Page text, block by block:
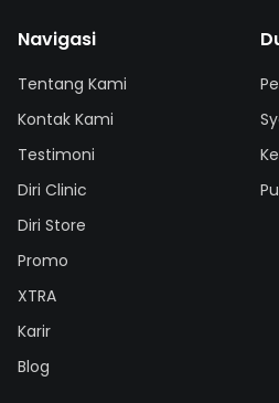
Navigasi
Tentang Kami
Kontak Kami
Testimoni
Diri Clinic
Diri Store
Promo
XTRA
Karir
Blog